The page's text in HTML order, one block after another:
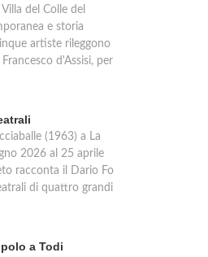
del Colle del
e storia
artiste rileggono
d'Assisi, per
(1963) a La
2026 al 25 aprile
racconta il Dario Fo
di quattro grandi
a Todi